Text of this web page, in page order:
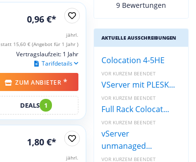
0,96 €*
jährl.
statt 15,60 € (Angebot für 1 Jahr )
Vertragslaufzeit: 1 Jahr
Tarifdetails
ZUM ANBIETER *
DEALS 1
1,80 €*
jährl.
9 Bewertungen
AKTUELLE AUSSCHREIBUNGEN
Colocation 4-5HE
VOR KURZEM BEENDET
VServer mit PLESK...
VOR KURZEM BEENDET
Full Rack Colocat...
VOR KURZEM BEENDET
vServer
unmanaged...
VOR KURZEM BEENDET